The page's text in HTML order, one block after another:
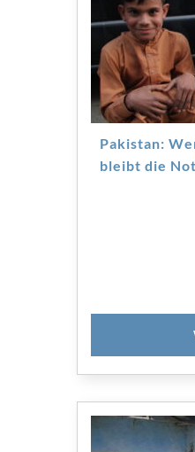
Pakistan:
bleibt die Not